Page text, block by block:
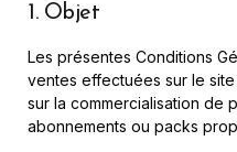
1. Objet
Les présentes Conditions
ventes effectuées sur le
sur la commercialisation de
abonnements ou packs